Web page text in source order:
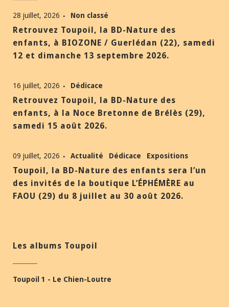
28 juillet, 2026 Non classé
Retrouvez Toupoil, la BD-Nature des
enfants, à BIOZONE / Guerlédan (22), samedi
12 et dimanche 13 septembre 2026.
16 juillet, 2026 Dédicace
Retrouvez Toupoil, la BD-Nature des
enfants, à la Noce Bretonne de Brélès (29),
samedi 15 août 2026.
09 juillet, 2026 Actualité Dédicace Expositions
Toupoil, la BD-Nature des enfants sera l’un
des invités de la boutique L’ÉPHÉMÈRE au
FAOU (29) du 8 juillet au 30 août 2026.
Les albums Toupoil
Toupoil 1 - Le Chien-Loutre